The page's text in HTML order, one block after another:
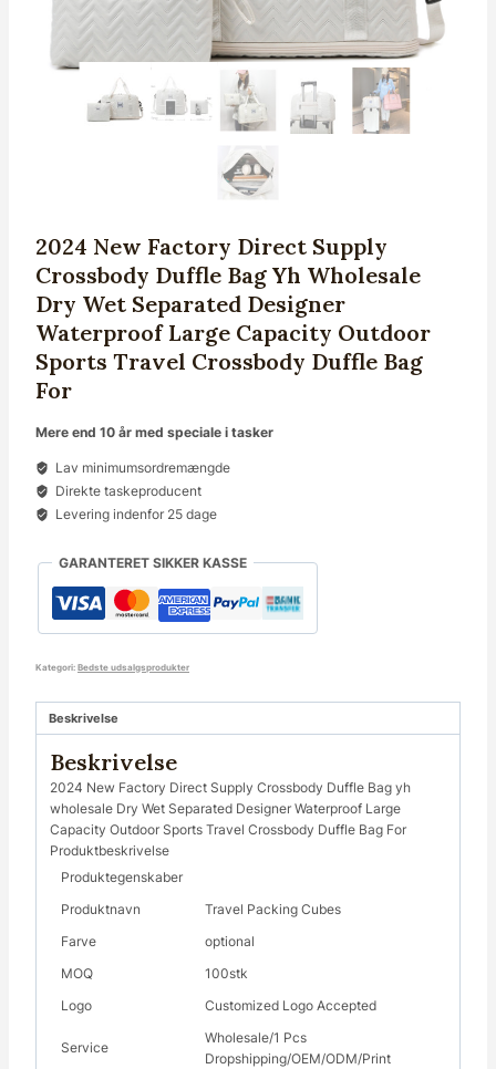
2024 New Factory Direct Supply
Crossbody Duffle Bag Yh Wholesale
Dry Wet Separated Designer
Waterproof Large Capacity Outdoor
Sports Travel Crossbody Duffle Bag
For
Mere end 10 år med speciale i tasker
Lav minimumsordremængde
Direkte taskeproducent
Levering indenfor 25 dage
GARANTERET SIKKER KASSE
Kategori: Bedste udsalgsprodukter
Beskrivelse
Beskrivelse
2024 New Factory Direct Supply Crossbody Duffle Bag yh
wholesale Dry Wet Separated Designer Waterproof Large
Capacity Outdoor Sports Travel Crossbody Duffle Bag For
Produktbeskrivelse
Produktegenskaber
Produktnavn
Travel Packing Cubes
Farve
optional
MOQ
100stk
Logo
Customized Logo Accepted
Service
Wholesale/1 Pcs
Dropshipping/OEM/ODM/Print